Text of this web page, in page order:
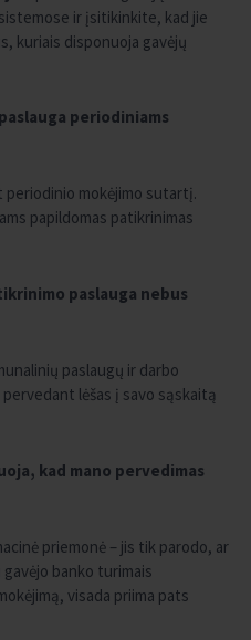
ir įsitikinkite, kad jie
kuriais disponuoja gavėjų
periodiniams
periodinio mokėjimo sutartį.
papildomas patikrinimas
paslauga nebus
paslaugų ir darbo
lėšas į savo sąskaitą
kad mano pervedimas
priemonė – jis tik parodo, ar
banko turimais
visada priima pats